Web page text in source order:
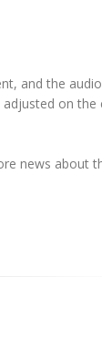
and the audio
on the
news about